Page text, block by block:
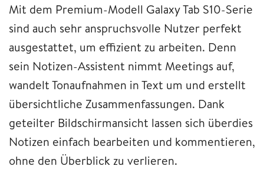
Mit dem Premium-Modell Galaxy Tab S10-Serie
sind auch sehr anspruchsvolle Nutzer perfekt
ausgestattet, um effizient zu arbeiten. Denn
sein Notizen-Assistent nimmt Meetings auf,
wandelt Tonaufnahmen in Text um und erstellt
übersichtliche Zusammenfassungen. Dank
geteilter Bildschirmansicht lassen sich überdies
Notizen einfach bearbeiten und kommentieren,
ohne den Überblick zu verlieren.